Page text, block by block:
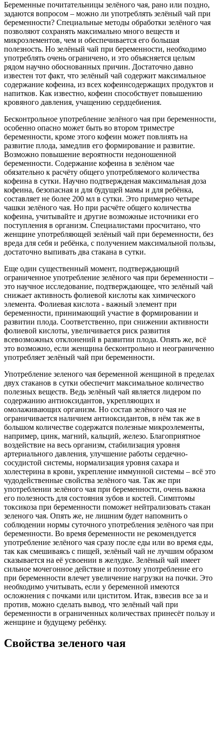
Беременные почитательницы зелёного чая, рано или поздно,
задаются вопросом – можно ли употреблять зелёный чай при
беременности? Специальные методы обработки зелёного чая
позволяют сохранять максимально много веществ и
микроэлементов, чем и обеспечивается его большая
полезность. Но зелёный чай при беременности, необходимо
употреблять очень ограничено, и это объясняется целым
рядом научно обоснованных причин. Достаточно давно
известен тот факт, что зелёный чай содержит максимальное
содержание кофеина, из всех кофеинсодержащих продуктов и
напитков. Как известно, кофеин способствует повышению
кровяного давления, учащению сердцебиения.
Бесконтрольное употребление зелёного чая при беременности,
особенно опасно может быть во втором триместре
беременности, кроме этого кофеин может повлиять на
развитие плода, замедлив его формирование и развитие.
Возможно повышение вероятности недоношенной
беременности. Содержание кофеина в зелёном чае
обязательно к расчёту общего употребляемого количества
кофеина в сутки. Научно подтвержденая максимальная доза
кофеина, безопасная и для будущей мамы и для ребёнка,
составляет не более 200 мл в сутки. Это примерно четыре
чашки зелёного чая. Но при расчёте общего количества
кофеина, учитывайте и другие возможные источники его
поступления в организм. Специалистами просчитано, что
женщине употребляющей зелёный чай при беременности, без
вреда для себя и ребёнка, с получением максимальной пользы,
достаточно выпивать два стакана в сутки.
Еще один существенный момент, подтверждающий
ограниченное употребление зелёного чая при беременности –
это научное исследование, подтверждающее, что зелёный чай
снижает активность фолиевой кислоты как химического
элемента. Фолиевая кислота - важный элемент при
беременности, принимающий участие в формировании и
развитии плода. Соответственно, при снижении активности
фолиевой кислоты, увеличивается риск развития
всевозможных отклонений в развитии плода. Опять же, всё
это возможно, если женщина бесконтрольно и неограниченно
употребляет зелёный чай при беременности.
Употребление зеленого чая беременной женщиной в пределах
двух стаканов в сутки обеспечит максимальное количество
полезных веществ. Ведь зелёный чай является лидером по
содержанию антиоксидантов, укрепляющих и
омолаживающих организм. Но состав зелёного чая не
ограничивается наличием антиоксидантов, в нём так же в
большом количестве содержатся полезные микроэлементы,
например, цинк, магний, кальций, железо. Благоприятное
воздействие на весь организм, стабилизация уровня
артериального давления, улучшение работы сердечно-
сосудистой системы, нормализация уровня сахара и
холестерина в крови, укрепление иммунной системы – всё это
чудодейственные свойства зелёного чая. Так же при
употреблении зелёного чая при беременности, очень важна
его полезность для состояния зубов и костей. Симптомы
токсикоза при беременности поможет нейтрализовать стакан
зеленого чая. Опять же, не лишним будет напомнить о
соблюдении нормы суточного употребления зелёного чая при
беременности. Во время беременности не рекомендуется
употребление зелёного чая сразу после еды или во время еды,
так как смешиваясь с пищей, зелёный чай не лучшим образом
сказывается на её усвоении в желудке. Зелёный чай имеет
сильное мочегонное действие и поэтому употребление его
при беременности влечет увеличение нагрузки на почки. Это
необходимо учитывать, если у беременной имеются
осложнения с почками или циститом. Итак, взвесив все за и
против, можно сделать вывод, что зелёный чай при
беременности в ограниченных количествах принесёт пользу и
женщине и будущему ребёнку.
Свойства зеленого чая